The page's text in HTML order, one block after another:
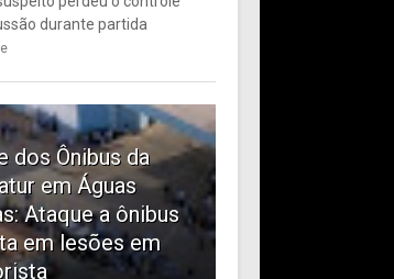
durante partida
dos Ônibus da
em Águas
Ataque a ônibus
em lesões em